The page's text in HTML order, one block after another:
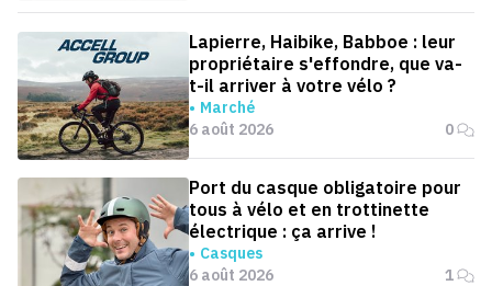
Lapierre, Haibike, Babboe : leur
propriétaire s'effondre, que va-
t-il arriver à votre vélo ?
Marché
6 août 2026
0
Port du casque obligatoire pour
tous à vélo et en trottinette
électrique : ça arrive !
Casques
6 août 2026
1